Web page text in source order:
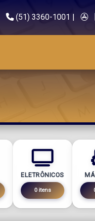
(51) 3360-1001 |
ELETRÔNICOS
0 itens